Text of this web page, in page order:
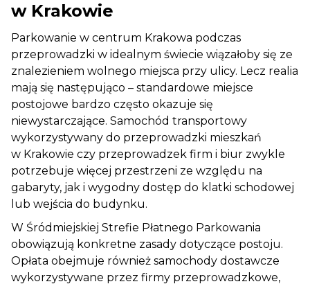
w Krakowie
Parkowanie w centrum Krakowa podczas
przeprowadzki w idealnym świecie wiązałoby się ze
znalezieniem wolnego miejsca przy ulicy. Lecz realia
mają się następująco – standardowe miejsce
postojowe bardzo często okazuje się
niewystarczające. Samochód transportowy
wykorzystywany do przeprowadzki mieszkań
w Krakowie czy przeprowadzek firm i biur zwykle
potrzebuje więcej przestrzeni ze względu na
gabaryty, jak i wygodny dostęp do klatki schodowej
lub wejścia do budynku.
W Śródmiejskiej Strefie Płatnego Parkowania
obowiązują konkretne zasady dotyczące postoju.
Opłata obejmuje również samochody dostawcze
wykorzystywane przez firmy przeprowadzkowe,